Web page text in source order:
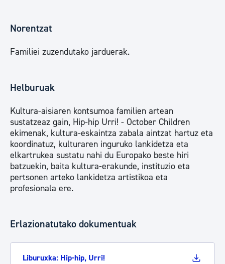
Norentzat
Familiei zuzendutako jarduerak.
Helburuak
Kultura-aisiaren kontsumoa familien artean
sustatzeaz gain, Hip-hip Urri! - October Children
ekimenak, kultura-eskaintza zabala aintzat hartuz eta
koordinatuz, kulturaren inguruko lankidetza eta
elkartrukea sustatu nahi du Europako beste hiri
batzuekin, baita kultura-erakunde, instituzio eta
pertsonen arteko lankidetza artistikoa eta
profesionala ere.
Erlazionatutako dokumentuak
Liburuxka: Hip-hip, Urri!